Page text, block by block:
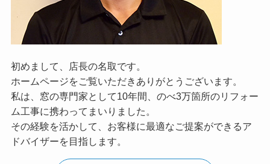
初めまして、店長の名取です。
ホームページをご覧いただきありがとうございます。
私は、窓の専門家として10年間、のべ3万箇所のリフォー
ム工事に携わってまいりました。
その経験を活かして、お客様に最適なご提案ができるア
ドバイザーを目指します。